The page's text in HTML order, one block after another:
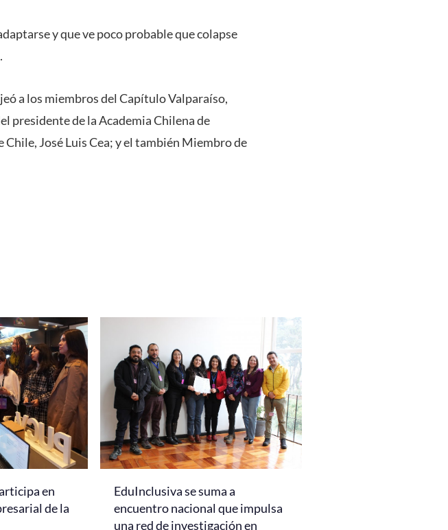
y que ve poco probable que colapse
a los miembros del Capítulo Valparaíso,
presidente de la Academia Chilena de
José Luis Cea; y el también Miembro de
en
de la
EduInclusiva se suma a
encuentro nacional que impulsa
una red de investigación en